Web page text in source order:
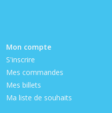
Mon compte
S'inscrire
Mes commandes
Mes billets
Ma liste de souhaits